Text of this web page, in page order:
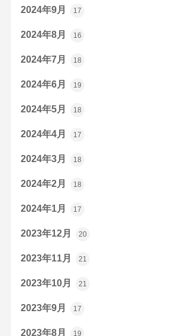
2024年9月 17
2024年8月 16
2024年7月 18
2024年6月 19
2024年5月 18
2024年4月 17
2024年3月 18
2024年2月 18
2024年1月 17
2023年12月 20
2023年11月 21
2023年10月 21
2023年9月 17
2023年8月 19